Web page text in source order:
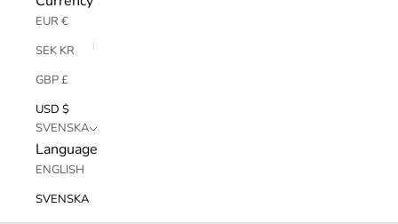
EUR €
SEK KR
GBP £
USD $
SVENSKA
Language
ENGLISH
SVENSKA